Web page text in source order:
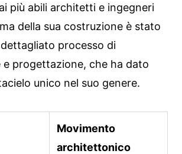
più abili architetti e ingegneri
della sua costruzione è stato
processo di
e progettazione, che ha dato
unico nel suo genere.
Movimento
architettonico